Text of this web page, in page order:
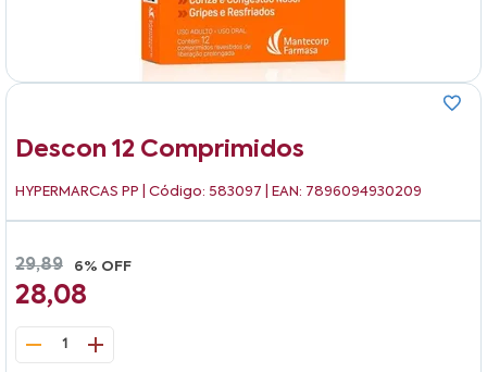
Descon 12 Comprimidos
HYPERMARCAS PP | Código: 583097 | EAN: 7896094930209
29,89 6% OFF
28,08
1